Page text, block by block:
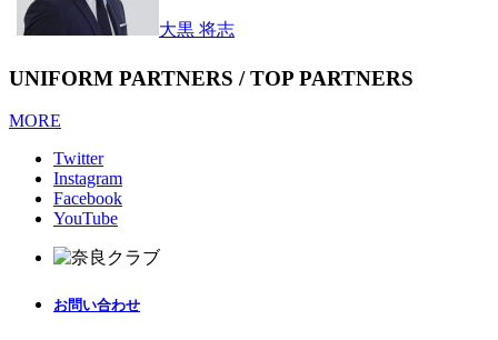
大黒 将志
UNIFORM PARTNERS / TOP PARTNERS
MORE
Twitter
Instagram
Facebook
YouTube
お問い合わせ